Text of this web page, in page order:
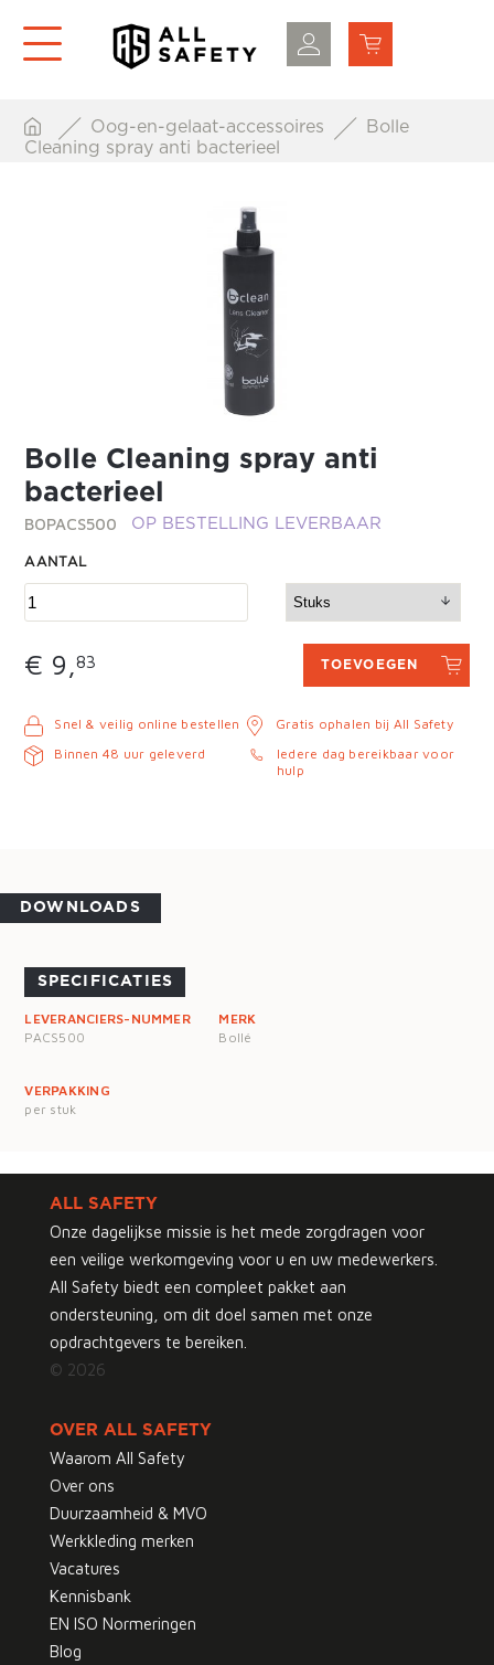
Oog-en-gelaat-accessoires
Bolle
Cleaning spray anti bacterieel
Bolle Cleaning spray anti
bacterieel
BOPACS500 OP BESTELLING LEVERBAAR
AANTAL
€ 9,83 TOEVOEGEN
Snel & veilig online bestellen
Binnen 48 uur geleverd
Gratis ophalen bij All Safety
Iedere dag bereikbaar voor
hulp
DOWNLOADS
SPECIFICATIES
LEVERANCIERS-NUMMER
PACS500
MERK
Bollé
VERPAKKING
per stuk
ALL SAFETY
Onze dagelijkse missie is het mede zorgdragen voor
een veilige werkomgeving voor u en uw medewerkers.
All Safety biedt een compleet pakket aan
ondersteuning, om dit doel samen met onze
opdrachtgevers te bereiken.
© 2026
OVER ALL SAFETY
Waarom All Safety
Over ons
Duurzaamheid & MVO
Werkkleding merken
Vacatures
Kennisbank
EN ISO Normeringen
Blog